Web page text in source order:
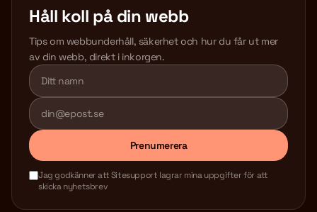
Håll koll på din webb
Tips om webbunderhåll, säkerhet och hur du får ut mer
av din webb, direkt i inkorgen.
Lämna detta fält tomt
Prenumerera
Jag godkänner att Sitesupport lagrar mina uppgifter för att
skicka nyhetsbrev